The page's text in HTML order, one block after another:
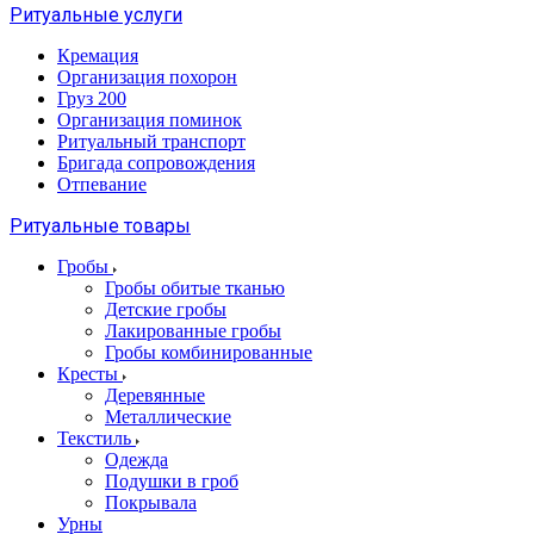
Ритуальные услуги
Кремация
Организация похорон
Груз 200
Организация поминок
Ритуальный транспорт
Бригада сопровождения
Отпевание
Ритуальные товары
Гробы
Гробы обитые тканью
Детские гробы
Лакированные гробы
Гробы комбинированные
Кресты
Деревянные
Металлические
Текстиль
Одежда
Подушки в гроб
Покрывала
Урны